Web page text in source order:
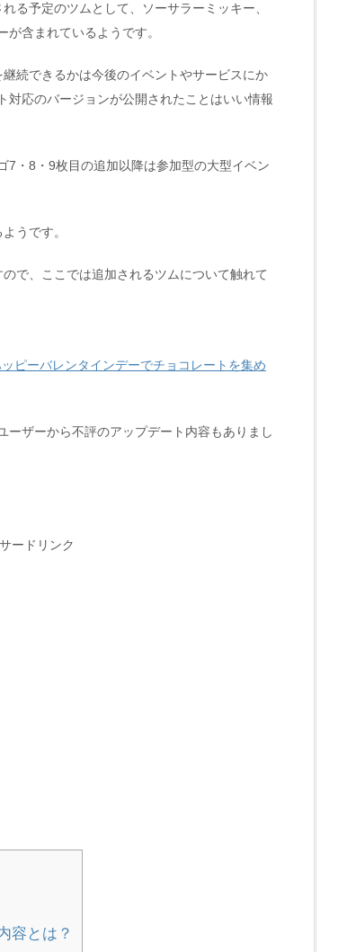
る予定のツムとして、ソーサラーミッキー、
含まれているようです。
続できるかは今後のイベントやサービスにか
対応のバージョンが公開されたことはいい情報
7・8・9枚目の追加以降は参加型の大型イベン
うです。
で、ここでは追加されるツムについて触れて
ピーバレンタインデーでチョコレートを集め
ーザーから不評のアップデート内容もありまし
ードリンク
容とは？